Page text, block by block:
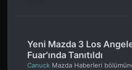
Yeni Mazda 3 Los
Fuar'ında Tanıtıldı
Canuck Mazda Haberleri